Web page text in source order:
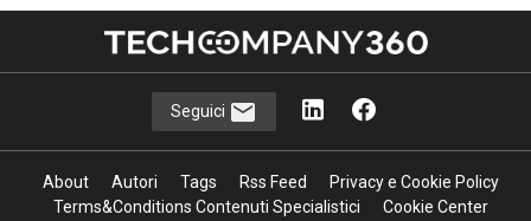
Seguici
About Autori Tags Rss Feed
Privacy e Cookie Policy
Terms&Conditions Contenuti Specialistici
Cookie Center